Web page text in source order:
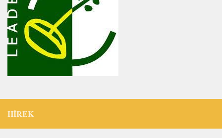
HÍREK